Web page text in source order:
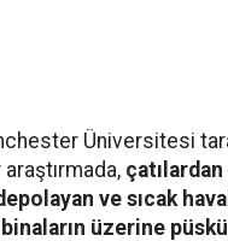
Üniversitesi
ve sıcak
üzerine